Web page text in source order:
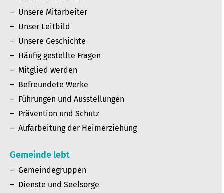
Unsere Mitarbeiter
Unser Leitbild
Unsere Geschichte
Häufig gestellte Fragen
Mitglied werden
Befreundete Werke
Führungen und Ausstellungen
Prävention und Schutz
Aufarbeitung der Heimerziehung
Gemeinde lebt
Gemeindegruppen
Dienste und Seelsorge